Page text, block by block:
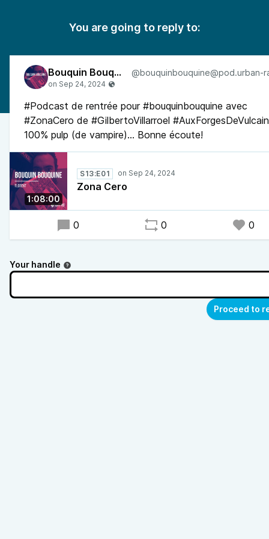
You are going to reply to:
Bouquin Bouquine
#Podcast de rentrée pour #bouquinbouquine avec
#ZonaCero de #GilbertoVillarroel
100% pulp (de vampire)... Bonne écoute!
1:08:00
S13:E01
Zona Cero
0 0 0
Your handle
Proceed to